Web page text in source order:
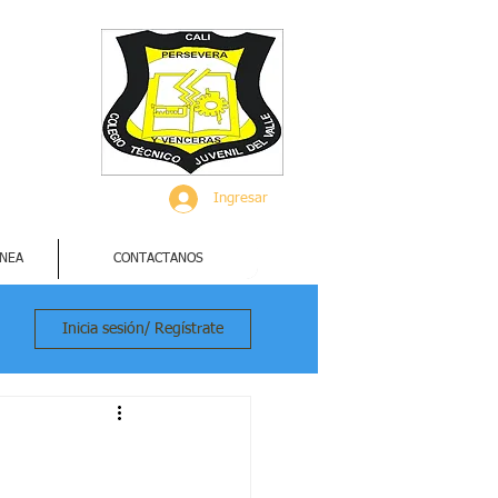
Ingresar
CONTACTANOS
Inicia sesión/ Regístrate